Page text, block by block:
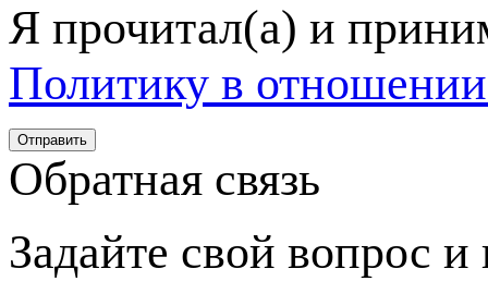
Я прочитал(а) и
Политику в
Обратная связь
Задайте свой вопрос